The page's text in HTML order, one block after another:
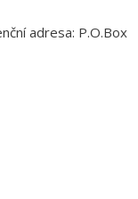
adresa: P.O.Box